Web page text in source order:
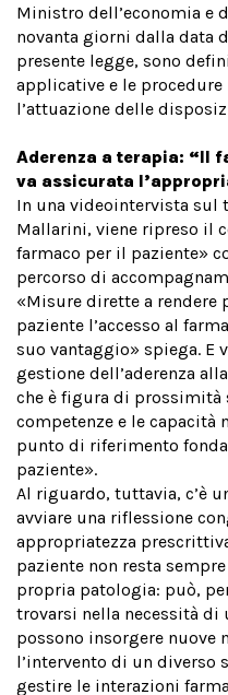
Ministro dell’economia e
novanta giorni dalla data
presente legge, sono
applicative e le
l’attuazione delle
Aderenza a terapia: “Il
va assicurata
In una videointervista sul
Mallarini, viene ripreso il
farmaco per il paziente»
percorso di
«Misure dirette a
paziente l’accesso al
suo vantaggio» spiega. E
gestione dell’aderenza
che è figura di
competenze e le capacità
punto di riferimento
paziente».
Al riguardo, tuttavia, c’è
avviare una riflessione
appropriatezza
paziente non resta
propria patologia: può,
trovarsi nella necessità
possono insorgere nuove
l’intervento di un diverso
gestire le interazioni